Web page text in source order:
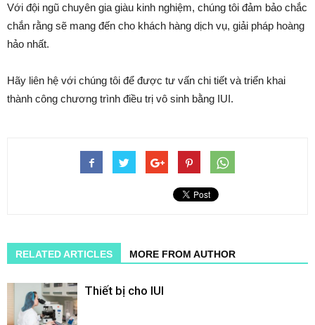
Với đội ngũ chuyên gia giàu kinh nghiệm, chúng tôi đảm bảo chắc
chắn rằng sẽ mang đến cho khách hàng dịch vụ, giải pháp hoàng
hảo nhất.
Hãy liên hệ với chúng tôi để được tư vấn chi tiết và triển khai
thành công chương trình điều trị vô sinh bằng IUI.
RELATED ARTICLES MORE FROM AUTHOR
Thiết bị cho IUI